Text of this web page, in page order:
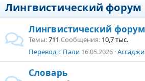
Лингвистический форум
Лингвистический форум
Темы 711 Сообщения 10,7 тыс.
Перевод с Пали 16.05.2026 Ассаджи
Словарь